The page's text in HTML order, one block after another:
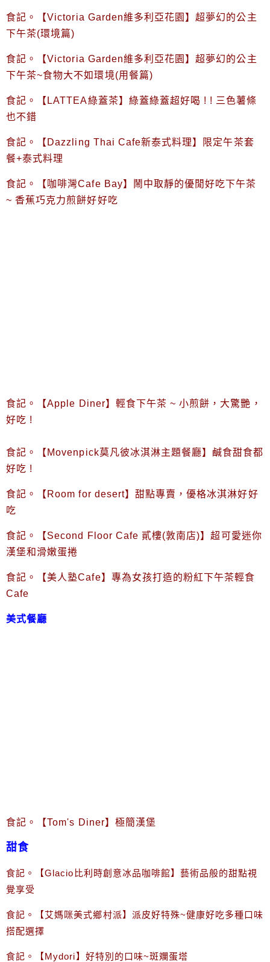
食記。【Victoria Garden維多利亞花園】超夢幻的公主
下午茶(環境篇)
食記。【Victoria Garden維多利亞花園】超夢幻的公主
下午茶~食物大不如環境(用餐篇)
食記。【LATTEA綠蓋茶】綠蓋綠蓋超好喝 ! ! 三色薯條
也不錯
食記。【Dazzling Thai Cafe新泰式料理】限定午茶套
餐+泰式料理
食記。【咖啡灣Cafe Bay】鬧中取靜的優閒好吃下午茶
~ 香蕉巧克力煎餅好好吃
食記。【Apple Diner】輕食下午茶 ~ 小煎餅，大驚艷，
好吃 !
食記。【Movenpick莫凡彼冰淇淋主題餐廳】鹹食甜食都
好吃 !
食記。【Room for desert】甜點專賣，優格冰淇淋好好
吃
食記。【Second Floor Cafe 貳樓(敦南店)】超可愛迷你
漢堡和滑嫩蛋捲
食記。【美人塾Cafe】專為女孩打造的粉紅下午茶輕食
Cafe
美式餐廳
食記。【Tom's Diner】極簡漢堡
甜食
食記。【Glacio比利時創意冰品咖啡館】藝術品般的甜點視
覺享受
食記。【艾媽咪美式鄉村派】派皮好特殊~健康好吃多種口味
搭配選擇
食記。【Mydori】好特別的口味~斑斕蛋塔